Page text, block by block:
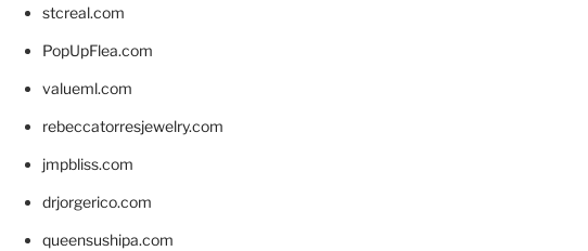
stcreal.com
PopUpFlea.com
valueml.com
rebeccatorresjewelry.com
jmpbliss.com
drjorgerico.com
queensushipa.com